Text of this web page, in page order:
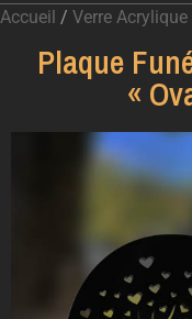
Accueil / Verre Acrylique
Plaque
«